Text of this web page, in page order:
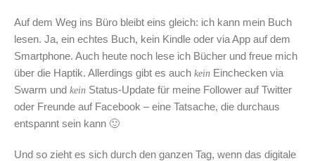
Auf dem Weg ins Büro bleibt eins gleich: ich kann mein Buch
lesen. Ja, ein echtes Buch, kein Kindle oder via App auf dem
Smartphone. Auch heute noch lese ich Bücher und freue mich
über die Haptik. Allerdings gibt es auch kein Einchecken via
Swarm und kein Status-Update für meine Follower auf Twitter
oder Freunde auf Facebook – eine Tatsache, die durchaus
entspannt sein kann 🙂
Und so zieht es sich durch den ganzen Tag, wenn das digitale